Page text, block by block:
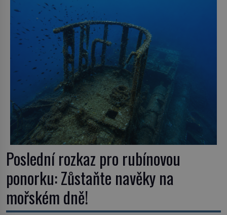
Poslední rozkaz pro rubínovou
ponorku: Zůstaňte navěky na
mořském dně!